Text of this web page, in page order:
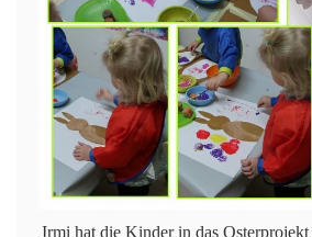
Irmi hat die Kinder in das